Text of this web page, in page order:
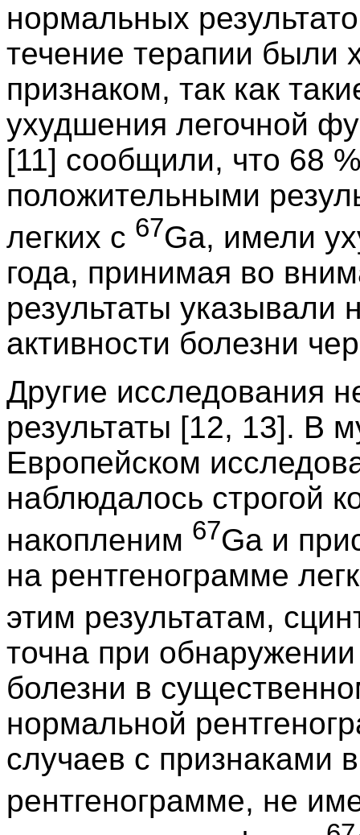
нормальных
течение терапии были
признаком, так как
ухудшения легочной
[11] сообщили, что 68
положительными
легких с 67Ga, имели
года, принимая во
результаты указывали
активности болезни
Другие исследования
результаты [12, 13]. В
Европейском
наблюдалось строгой
накопленим 67Ga и
на рентгенограмме
этим результатам,
точна при
болезни в
нормальной
случаев с признаками
рентгенограмме, не